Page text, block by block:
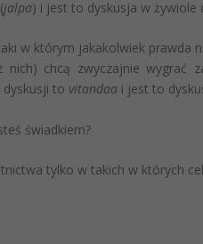
jalpa) i jest to dyskusja w żywiole
w którym jakakolwiek prawda
nich) chcą zwyczajnie wygrać
to vitandaa i jest to
świadkiem?
tylko w takich w których